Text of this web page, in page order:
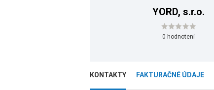
YORD, s.r.o.
0 hodnotení
KONTAKTY FAKTURAČNÉ ÚDAJE